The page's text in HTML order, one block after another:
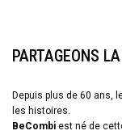
PARTAGEONS
Depuis plus de 60 ans,
les histoires.
BeCombi est né de